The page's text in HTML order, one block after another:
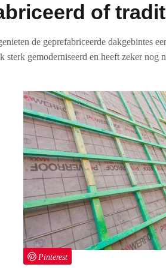
of
de geprefabriceerde dakgebintes
gemoderniseerd en heeft zeker nog
Pinterest